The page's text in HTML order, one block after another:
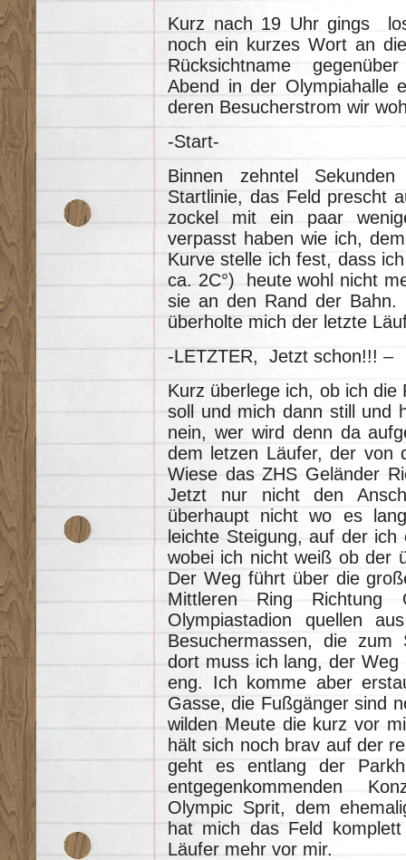
Kurz nach 19 Uhr gings
noch ein kurzes Wort an
Rücksichtname
Abend in der Olympiahalle
deren Besucherstrom wir
-Start-
Binnen zehntel
Startlinie, das Feld prescht
zockel mit ein paar
verpasst haben wie ich,
Kurve stelle ich fest, dass
ca. 2C°) heute wohl nicht
sie an den Rand der
überholte mich der letzte
-LETZTER, Jetzt schon!!! –
Kurz überlege ich, ob ich
soll und mich dann still und
nein, wer wird denn da
dem letzen Läufer, der von
Wiese das ZHS Geländer
Jetzt nur nicht den
überhaupt nicht wo es
leichte Steigung, auf der
wobei ich nicht weiß ob der
Der Weg führt über die
Mittleren Ring Richtung
Olympiastadion quellen
Besuchermassen, die
dort muss ich lang, der
eng. Ich komme aber
Gasse, die Fußgänger sind
wilden Meute die kurz vor
hält sich noch brav auf der
geht es entlang der
entgegenkommenden
Olympic Sprit, dem
hat mich das Feld
Läufer mehr vor mir.